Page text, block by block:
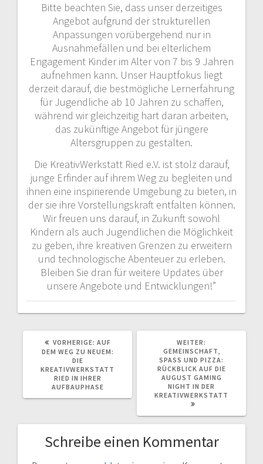
Bitte beachten Sie, dass unser derzeitiges
Angebot aufgrund der strukturellen
Anpassungen vorübergehend nur in
Ausnahmefällen und bei elterlichem
Engagement Kinder im Alter von 7 bis 9 Jahren
aufnehmen kann. Unser Hauptfokus liegt
derzeit darauf, die bestmögliche Lernerfahrung
für Jugendliche ab 10 Jahren zu schaffen,
während wir gleichzeitig hart daran arbeiten,
das zukünftige Angebot für jüngere
Altersgruppen zu gestalten.
Die KreativWerkstatt Ried e.V. ist stolz darauf,
junge Erfinder auf ihrem Weg zu begleiten und
ihnen eine inspirierende Umgebung zu bieten, in
der sie ihre Vorstellungskraft entfalten können.
Wir freuen uns darauf, in Zukunft sowohl
Kindern als auch Jugendlichen die Möglichkeit
zu geben, ihre kreativen Grenzen zu erweitern
und technologische Abenteuer zu erleben.
Bleiben Sie dran für weitere Updates über
unsere Angebote und Entwicklungen!”
VORHERIGE: VORHERIGER
BEITRAG:
AUF
DEM WEG ZU NEUEM:
DIE
KREATIVWERKSTATT
RIED IN IHRER
AUFBAUPHASE
WEITER:
BEITRAG:
GEMEINSCHAFT,
SPASS UND PIZZA: R
ÜCKBLICK AUF DIE A
UGUST GAMING N
IGHT IN DER K
REATIVWERKSTATT
Schreibe einen Kommentar